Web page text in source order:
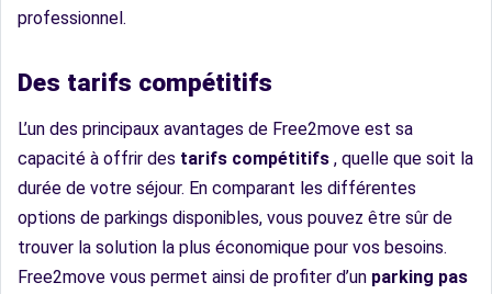
professionnel.
Des tarifs compétitifs
L’un des principaux avantages de Free2move est sa
capacité à offrir des tarifs compétitifs , quelle que soit la
durée de votre séjour. En comparant les différentes
options de parkings disponibles, vous pouvez être sûr de
trouver la solution la plus économique pour vos besoins.
Free2move vous permet ainsi de profiter d’un parking pas